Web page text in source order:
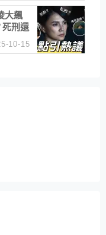
大飆
死刑還
10-15